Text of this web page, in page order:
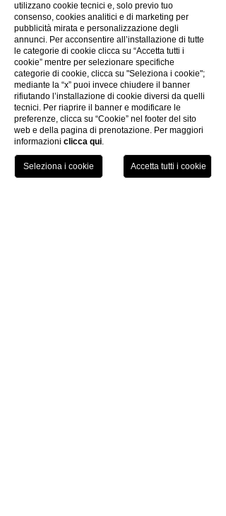
Scopri le altre attività
RESTA AGGIORNATO:
utilizzano cookie tecnici e, solo previo tuo
consenso, cookies analitici e di marketing per
pubblicità mirata e personalizzazione degli
annunci. Per acconsentire all’installazione di tutte
le categorie di cookie clicca su “Accetta tutti i
cookie” mentre per selezionare specifiche
categorie di cookie, clicca su "Seleziona i cookie";
mediante la “x” puoi invece chiudere il banner
rifiutando l’installazione di cookie diversi da quelli
tecnici. Per riaprire il banner e modificare le
preferenze, clicca su “Cookie” nel footer del sito
web e della pagina di prenotazione. Per maggiori
informazioni clicca qui.